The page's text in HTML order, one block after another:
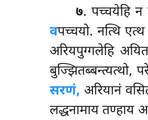
७. पच्चयेहि न
वपच्चयो. नत्थि
अरियपुग्गलेहि
बुज्झितब्बन्त्यत्थो,
सरणं, अरियानं
लद्धनामाय तण्हाय